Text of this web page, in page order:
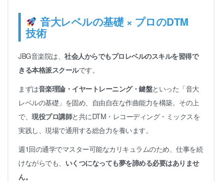
音大レベルの基礎 × プロのDTM
技術
JBG音楽院は、 社会人からでもプロレベルのスキルを習得で
きる本格派スクールです。
まずは音楽理論・イヤートレーニング・鍵盤といった「音大
レベルの基礎」を固め、自由自在な作曲能力を構築。その上
で、 現役プロ講師と共にDTM・レコーディング・ミックスを
実践し、現場で通用する総合力を養います。
週1回の通学でマスター可能なカリキュラムのため、仕事を続
けながらでも、 いくつになっても夢を諦める必要はありませ
ん。